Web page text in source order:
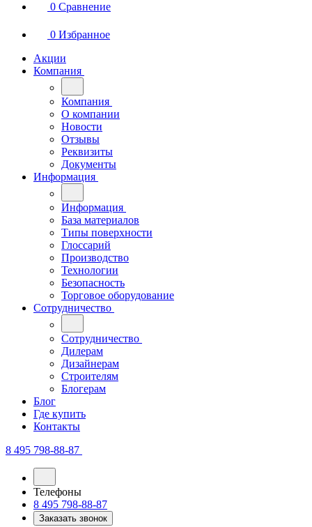
0 Сравнение
0 Избранное
Акции
Компания
Компания
О компании
Новости
Отзывы
Реквизиты
Документы
Информация
Информация
База материалов
Типы поверхности
Глоссарий
Производство
Технологии
Безопасность
Торговое оборудование
Сотрудничество
Сотрудничество
Дилерам
Дизайнерам
Строителям
Блогерам
Блог
Где купить
Контакты
8 495 798-88-87
Телефоны
8 495 798-88-87
Заказать звонок